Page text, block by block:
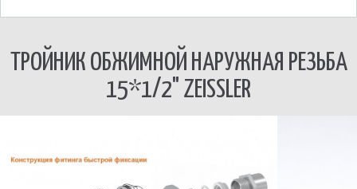
ТРОЙНИК ОБЖИМНОЙ НАРУЖНАЯ РЕЗЬБА
15*1/2" ZEISSLER